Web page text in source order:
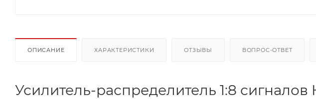
ОПИСАНИЕ ХАРАКТЕРИСТИКИ ОТЗЫВЫ ВОПРОС-ОТВЕТ
Усилитель-распределитель 1:8 сигналов